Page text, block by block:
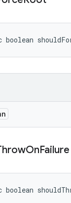
boolean
OnFailure
boolean